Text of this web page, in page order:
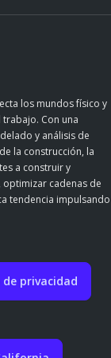
los mundos físico y
Con una
y análisis de
la construcción, la
a construir y
cadenas de
tendencia impulsando
de privacidad